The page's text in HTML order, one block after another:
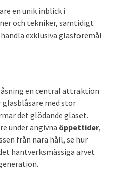
en unik inblick i
och tekniker, samtidigt
exklusiva glasföremål
en central attraktion
glasblåsare med stor
det glödande glaset.
under angivna öppettider,
från nära håll, se hur
hantverksmässiga arvet